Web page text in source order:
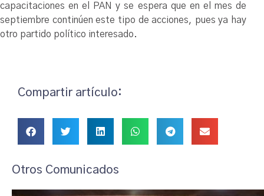
capacitaciones en el PAN y se espera que en el mes de
septiembre continúen este tipo de acciones, pues ya hay
otro partido político interesado.
Compartir artículo:
Otros Comunicados